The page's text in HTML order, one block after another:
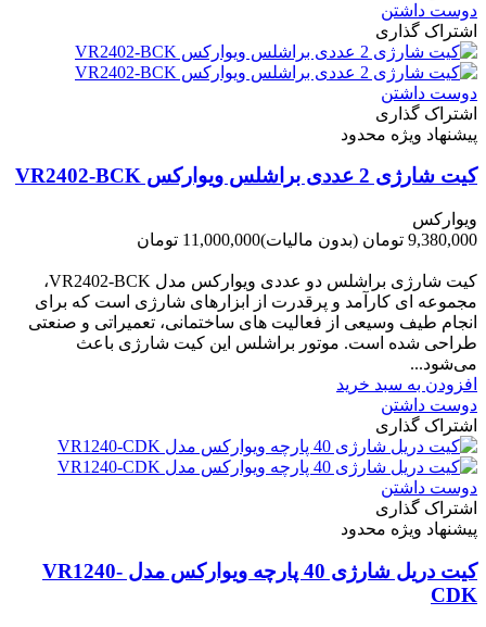
دوست داشتن
اشتراک گذاری
دوست داشتن
اشتراک گذاری
پیشنهاد ویژه محدود
کیت شارژی 2 عددی براشلس ویوارکس VR2402-BCK
ویوارکس
9,380,000 تومان
(بدون مالیات)11,000,000 تومان
کیت شارژی براشلس دو عددی ویوارکس مدل VR2402-BCK،
مجموعه ای کارآمد و پرقدرت از ابزارهای شارژی است که برای
انجام طیف وسیعی از فعالیت های ساختمانی، تعمیراتی و صنعتی
طراحی شده است. موتور براشلس این کیت شارژی باعث
می‌شود...
افزودن به سبد خرید
دوست داشتن
اشتراک گذاری
دوست داشتن
اشتراک گذاری
پیشنهاد ویژه محدود
کیت دریل شارژی 40 پارچه ویوارکس مدل VR1240-
CDK